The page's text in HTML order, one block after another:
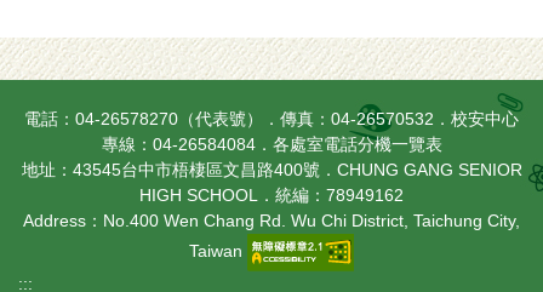
電話：04-26578270（代表號）．傳真：04-26570532．校安中心
專線：04-26584084． 各處室電話分機一覽表
地址：43545台中市梧棲區文昌路400號．CHUNG GANG SENIOR
HIGH SCHOOL．統編：78949162
Address：No.400 Wen Chang Rd. Wu Chi District, Taichung City,
Taiwan
:::